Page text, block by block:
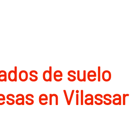
de suelo
en Vilassar